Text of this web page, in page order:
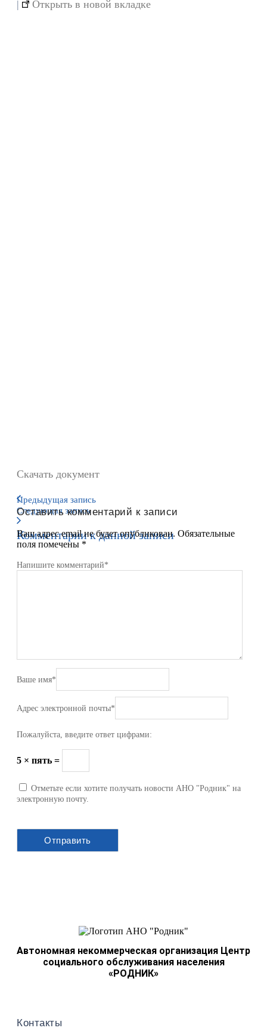
| Открыть в новой вкладке
Скачать документ
Предыдущая запись
Следующая запись
Комментарии к данной записи
Оставить комментарий к записи
Ваш адрес email не будет опубликован. Обязательные
поля помечены *
Напишите комментарий*
Ваше имя*
Адрес электронной почты*
Пожалуйста, введите ответ цифрами:
5 × пять =
Отметьте если хотите получать новости АНО "Родник" на
электронную почту.
Автономная некоммерческая организация Центр
социального обслуживания населения
«РОДНИК»
Контакты